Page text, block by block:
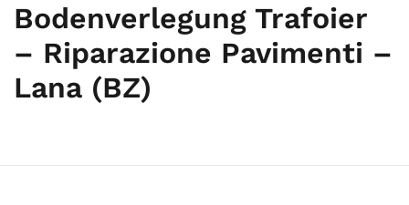
Bodenverlegung Trafoier
– Riparazione Pavimenti –
Lana (BZ)